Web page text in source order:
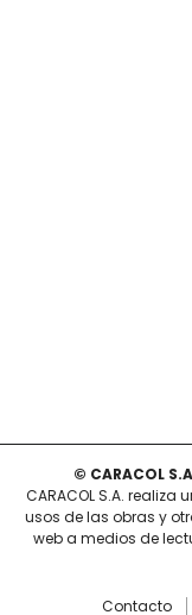
© CARACOL
CARACOL S.A.
usos de las obras y
web a medios de
Contacto